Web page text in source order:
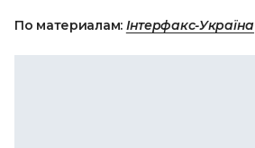
По материалам: Інтерфакс-Україна